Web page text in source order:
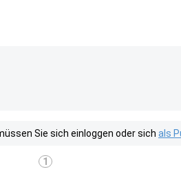
Sie sich einloggen oder sich als
1